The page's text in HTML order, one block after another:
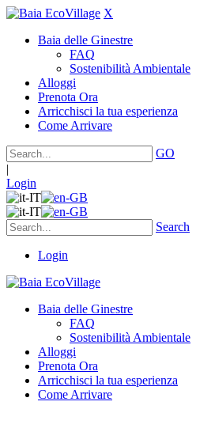
X
Baia delle Ginestre
FAQ
Sostenibilità Ambientale
Alloggi
Prenota Ora
Arricchisci la tua esperienza
Come Arrivare
GO
|
Login
Search
Login
Baia delle Ginestre
FAQ
Sostenibilità Ambientale
Alloggi
Prenota Ora
Arricchisci la tua esperienza
Come Arrivare